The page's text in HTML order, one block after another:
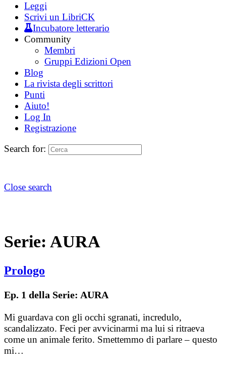
Leggi
Scrivi un LibriCK
Incubatore letterario
Community
Membri
Gruppi Edizioni Open
Blog
La rivista degli scrittori
Punti
Aiuto!
Log In
Registrazione
Search for:
Close search
Serie: AURA
Prologo
Ep. 1 della Serie: AURA
Mi guardava con gli occhi sgranati, incredulo,
scandalizzato. Feci per avvicinarmi ma lui si ritraeva
come un animale ferito. Smettemmo di parlare – questo
mi…